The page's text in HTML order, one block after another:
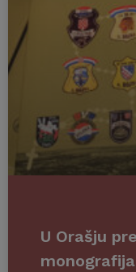
U Orašju
monografija